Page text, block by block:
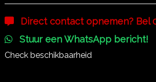
Direct contact opnemen? Bel
Stuur een WhatsApp bericht!
Check beschikbaarheid